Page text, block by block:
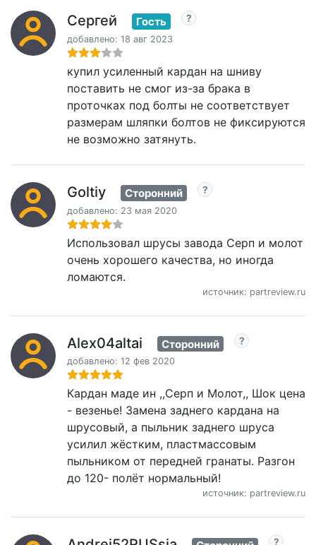
Сергей Гость
добавлено: 18 авг 2023
купил усиленный кардан на шниву
поставить не смог из-за брака в
проточках под болты не соответствует
размерам шляпки болтов не фиксируются
не возможно затянуть.
Goltiy Сторонний
добавлено: 23 мая 2020
Использовал шрусы завода Серп и молот
очень хорошего качества, но иногда
ломаются.
источник: partreview.ru
Alex04altai Сторонний
добавлено: 12 фев 2020
Кардан маде ин ,,Серп и Молот,, Шок цена
- везенье! Замена заднего кардана на
шрусовый, а пыльник заднего шруса
усилил жёстким, пластмассовым
пыльником от передней гранаты. Разгон
до 120- полёт нормальный!
источник: partreview.ru